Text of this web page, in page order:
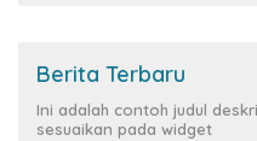
Berita Terbaru
Ini adalah contoh judul
sesuaikan pada widget